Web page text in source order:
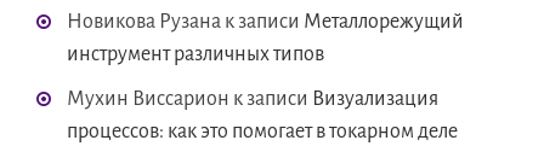
Новикова Рузана к записи Металлорежущий
инструмент различных типов
Мухин Виссарион к записи Визуализация
процессов: как это помогает в токарном деле